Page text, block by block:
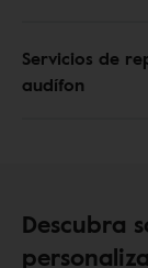
Servicios de
audífon
Descubra